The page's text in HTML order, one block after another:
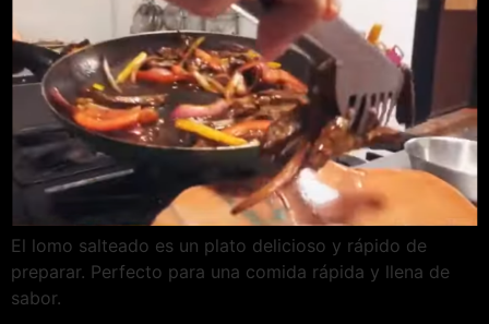
El lomo salteado es un plato delicioso y rápido de
preparar. Perfecto para una comida rápida y llena de
sabor.